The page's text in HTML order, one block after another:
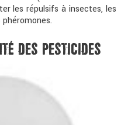
les répulsifs à insectes, les
DES PESTICIDES